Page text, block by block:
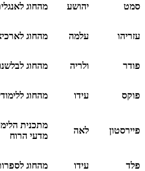
סמט יהושע מהחוג
עזריהו עלמה מהחוג
פודר ולריה מהחוג
פוקס עידו מהחוג
פיירסטון לאה
מתכנית
מדעי הרוח
פלד עידו מהחוג